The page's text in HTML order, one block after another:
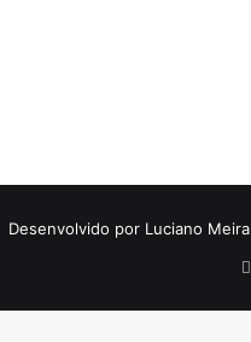
Desenvolvido por Luciano Meira